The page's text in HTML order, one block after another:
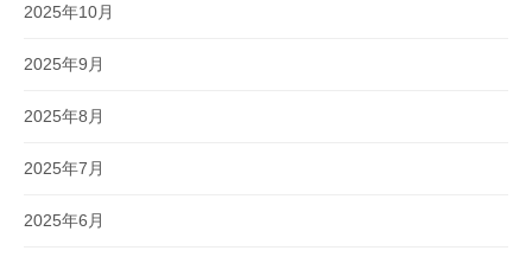
2025年10月
2025年9月
2025年8月
2025年7月
2025年6月